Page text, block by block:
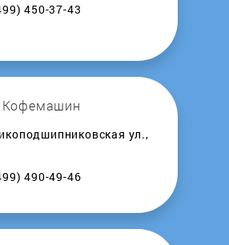
Immergas
Intois
Junker
Kedr
450-37-43
Кофемашин
ул.,
490-49-46